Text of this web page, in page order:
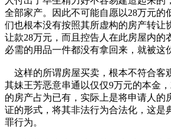
全部家产。因此不可能自愿以28万元的
们也根本没有按照其所虚构的房产转让
让款28万元，而且控告人在此房屋内的
必需的用品一件都没有拿回来，就被这
这样的所谓房屋买卖，根本不符合客
其妹王芳恶意串通以仅仅9万元的本金
的房产占为已有，实际上是将申请人的
证的形式，将其非法行为合法化，这是
罪行为。